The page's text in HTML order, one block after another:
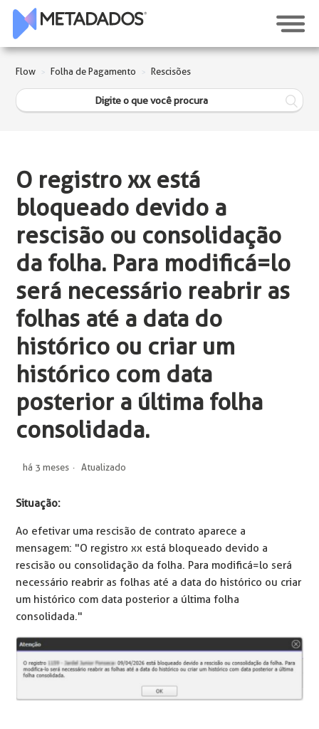
Flow Folha de Pagamento Rescisões
O registro xx está
bloqueado devido a
rescisão ou consolidação
da folha. Para modificá=lo
será necessário reabrir as
folhas até a data do
histórico ou criar um
histórico com data
posterior a última folha
consolidada.
há 3 meses Atualizado
Situação:
Ao efetivar uma rescisão de contrato aparece a
mensagem: "O registro xx está bloqueado devido a
rescisão ou consolidação da folha. Para modificá=lo será
necessário reabrir as folhas até a data do histórico ou criar
um histórico com data posterior a última folha
consolidada."